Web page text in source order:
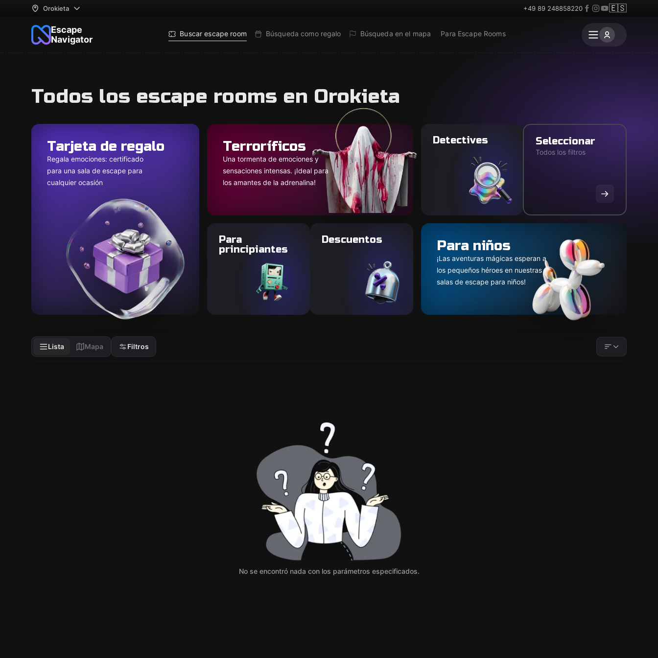
Orokieta +49 89 248858220 🇪🇸
Escape
Navigator
Buscar escape room Búsqueda como regalo Búsqueda en el mapa Para Escape Rooms
Todos los escape rooms en Orokieta
Tarjeta de regalo
Regala emociones: certificado
para una sala de escape para
cualquier ocasión
Terroríficos
Una tormenta de emociones y
sensaciones intensas. ¡Ideal para
los amantes de la adrenalina!
Para niños
¡Las aventuras mágicas esperan a
los pequeños héroes en nuestras
salas de escape para niños!
Para
principiantes
Descuentos
Detectives Seleccionar
Todos los filtros
Lista Mapa Filtros
No se encontró nada con los parámetros especificados.